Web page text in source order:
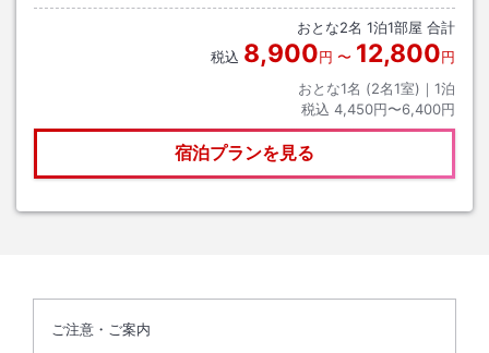
面に約２５分。
おとな2名 1泊1部屋 合計
税込 8,900円 〜 12,800円
おとな1名 (2名1室)｜ 1泊
税込 4,450円〜6,400円
宿泊プランを見る
ご注意・ご案内